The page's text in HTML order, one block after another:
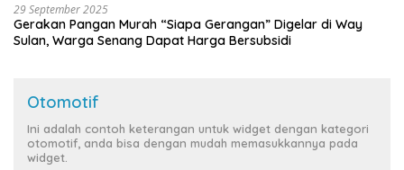
29 September 2025
Gerakan Pangan Murah “Siapa Gerangan” Digelar di Way
Sulan, Warga Senang Dapat Harga Bersubsidi
Otomotif
Ini adalah contoh keterangan untuk widget dengan kategori
otomotif, anda bisa dengan mudah memasukkannya pada
widget.